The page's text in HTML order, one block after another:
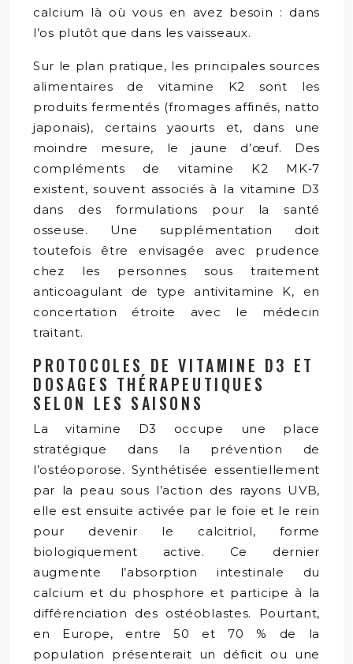
calcium là où vous en avez besoin : dans
l’os plutôt que dans les vaisseaux.
Sur le plan pratique, les principales sources
alimentaires de vitamine K2 sont les
produits fermentés (fromages affinés, natto
japonais), certains yaourts et, dans une
moindre mesure, le jaune d’œuf. Des
compléments de vitamine K2 MK‑7
existent, souvent associés à la vitamine D3
dans des formulations pour la santé
osseuse. Une supplémentation doit
toutefois être envisagée avec prudence
chez les personnes sous traitement
anticoagulant de type antivitamine K, en
concertation étroite avec le médecin
traitant.
PROTOCOLES DE VITAMINE D3 ET
DOSAGES THÉRAPEUTIQUES
SELON LES SAISONS
La vitamine D3 occupe une place
stratégique dans la prévention de
l’ostéoporose. Synthétisée essentiellement
par la peau sous l’action des rayons UVB,
elle est ensuite activée par le foie et le rein
pour devenir le calcitriol, forme
biologiquement active. Ce dernier
augmente l’absorption intestinale du
calcium et du phosphore et participe à la
différenciation des ostéoblastes. Pourtant,
en Europe, entre 50 et 70 % de la
population présenterait un déficit ou une